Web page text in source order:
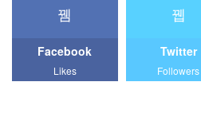
Facebook
Likes
Twitter
Followers